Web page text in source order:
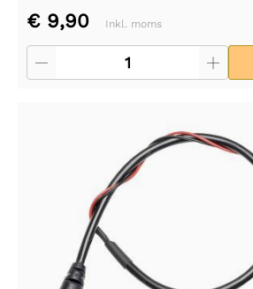
€ 9,90 Inkl. moms